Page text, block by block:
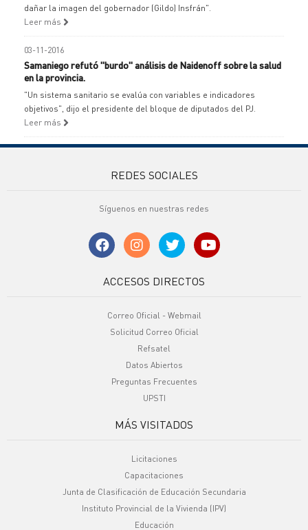
dañar la imagen del gobernador (Gildo) Insfrán".
Leer más
03-11-2016
Samaniego refutó "burdo" análisis de Naidenoff sobre la salud
en la provincia.
"Un sistema sanitario se evalúa con variables e indicadores
objetivos", dijo el presidente del bloque de diputados del PJ.
Leer más
REDES SOCIALES
Síguenos en nuestras redes
ACCESOS DIRECTOS
Correo Oficial - Webmail
Solicitud Correo Oficial
Refsatel
Datos Abiertos
Preguntas Frecuentes
UPSTI
MÁS VISITADOS
Licitaciones
Capacitaciones
Junta de Clasificación de Educación Secundaria
Instituto Provincial de la Vivienda (IPV)
Educación